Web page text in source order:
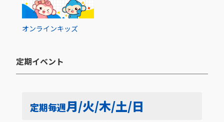
オンラインキッズ
定期イベント​
定期毎週月/火/木/土/日